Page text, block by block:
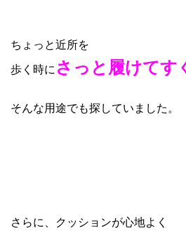
ちょっと近所を
歩く時にさっと履けてす
そんな用途でも探していました。
さらに、クッションが心地よく